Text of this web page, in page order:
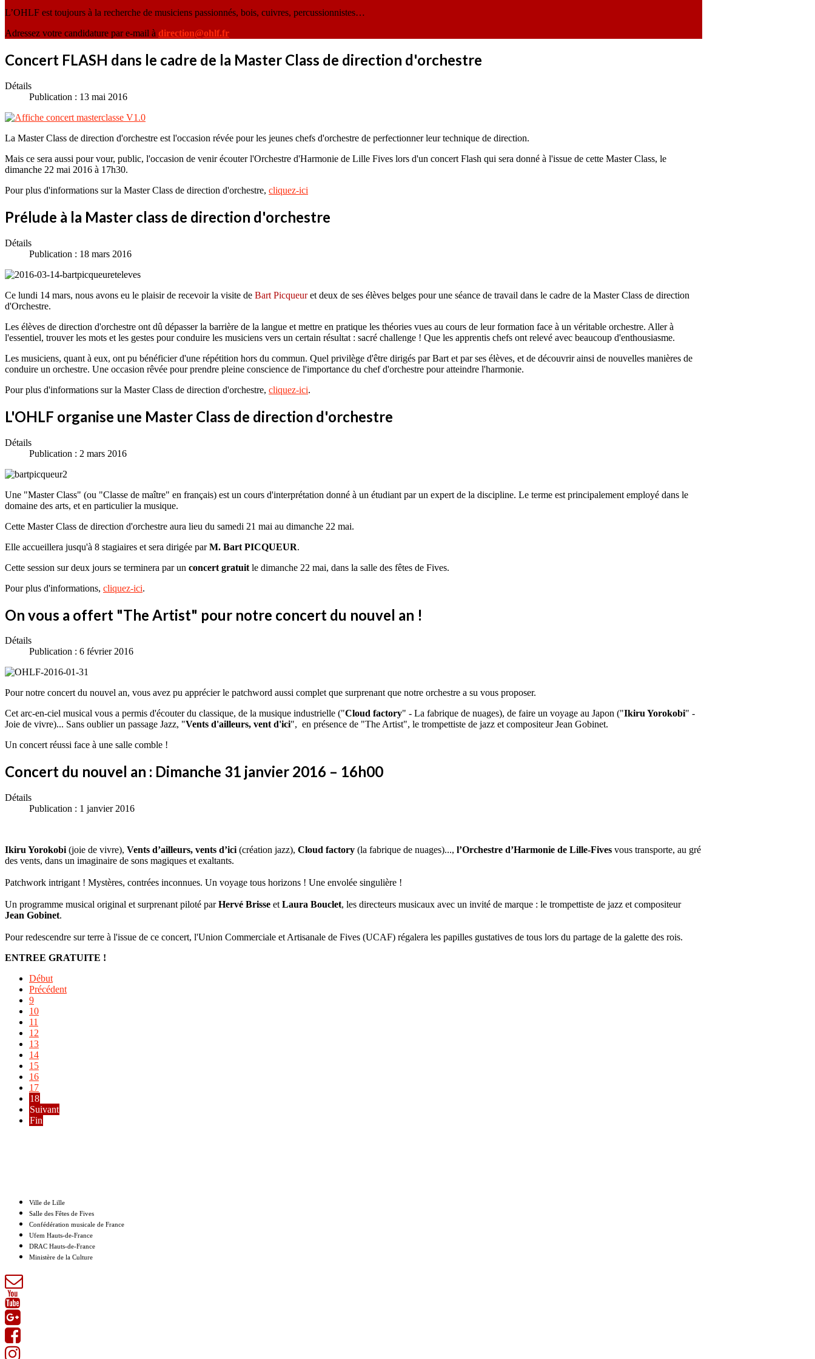
L’OHLF est toujours à la recherche de musiciens passionnés, bois, cuivres, percussionnistes…
Adressez votre candidature par e-mail à direction@ohlf.fr
Concert FLASH dans le cadre de la Master Class de direction d'orchestre
Détails
Publication : 13 mai 2016
La Master Class de direction d'orchestre est l'occasion révée pour les jeunes chefs d'orchestre de perfectionner leur technique de direction.
Mais ce sera aussi pour vour, public, l'occasion de venir écouter l'Orchestre d'Harmonie de Lille Fives lors d'un concert Flash qui sera donné à l'issue de cette Master Class, le
dimanche 22 mai 2016 à 17h30.
Pour plus d'informations sur la Master Class de direction d'orchestre, cliquez-ici
Prélude à la Master class de direction d'orchestre
Détails
Publication : 18 mars 2016
Ce lundi 14 mars, nous avons eu le plaisir de recevoir la visite de Bart Picqueuret deux de ses élèves belges pour une séance de travail dans le cadre de la Master Class de direction
d'Orchestre.
Les élèves de direction d'orchestre ont dû dépasser la barrière de la langue et mettre en pratique les théories vues au cours de leur formation face à un véritable orchestre. Aller à
l'essentiel, trouver les mots et les gestes pour conduire les musiciens vers un certain résultat : sacré challenge ! Que les apprentis chefs ont relevé avec beaucoup d'enthousiasme.
Les musiciens, quant à eux, ont pu bénéficier d'une répétition hors du commun. Quel privilège d'être dirigés par Bart et par ses élèves, et de découvrir ainsi de nouvelles manières de
conduire un orchestre. Une occasion rêvée pour prendre pleine conscience de l'importance du chef d'orchestre pour atteindre l'harmonie.
Pour plus d'informations sur la Master Class de direction d'orchestre, cliquez-ici.
L'OHLF organise une Master Class de direction d'orchestre
Détails
Publication : 2 mars 2016
Une "Master Class" (ou "Classe de maître" en français) est un cours d'interprétation donné à un étudiant par un expert de la discipline. Le terme est principalement employé dans le
domaine des arts, et en particulier la musique.
Cette Master Class de direction d'orchestre aura lieu du samedi 21 mai au dimanche 22 mai.
Elle accueillera jusqu'à 8 stagiaires et sera dirigée parM. Bart PICQUEUR.
Cette session sur deux jours se terminera par un concert gratuit le dimanche 22 mai, dans la salle des fêtes de Fives.
Pour plus d'informations, cliquez-ici.
On vous a offert "The Artist" pour notre concert du nouvel an !
Détails
Publication : 6 février 2016
Pour notre concert du nouvel an, vous avez pu apprécier le patchword aussi complet que surprenant que notre orchestre a su vous proposer.
Cet arc-en-ciel musical vous a permis d'écouter du classique, de la musique industrielle ("Cloud factory" - La fabrique de nuages), de faire un voyage au Japon ("Ikiru Yorokobi" -
Joie de vivre)... Sans oublier un passage Jazz, "Vents d'ailleurs, vent d'ici", en présence de "The Artist", le trompettiste de jazz et compositeur Jean Gobinet.
Un concert réussi face à une salle comble !
Concert du nouvel an : Dimanche 31 janvier 2016 – 16h00
Détails
Publication : 1 janvier 2016
Ikiru Yorokobi (joie de vivre), Vents d’ailleurs, vents d’ici (création jazz), Cloud factory (la fabrique de nuages)..., l’Orchestre d’Harmonie de Lille-Fives vous transporte, au gré
des vents, dans un imaginaire de sons magiques et exaltants.
Patchwork intrigant ! Mystères, contrées inconnues. Un voyage tous horizons ! Une envolée singulière !
Un programme musical original et surprenant piloté parHervé Brisse et Laura Bouclet, les directeurs musicaux avec un invité de marque : le trompettiste de jazz et compositeur
Jean Gobinet.
Pour redescendre sur terre à l'issue de ce concert, l'Union Commerciale et Artisanale de Fives (UCAF) régalera les papilles gustatives de tous lors du partage de la galette des rois.
ENTREE GRATUITE !
Début
Précédent
9
10
11
12
13
14
15
16
17
18
Suivant
Fin
Ville de Lille
Salle des Fêtes de Fives
Confédération musicale de France
Ufem Hauts-de-France
DRAC Hauts-de-France
Ministère de la Culture